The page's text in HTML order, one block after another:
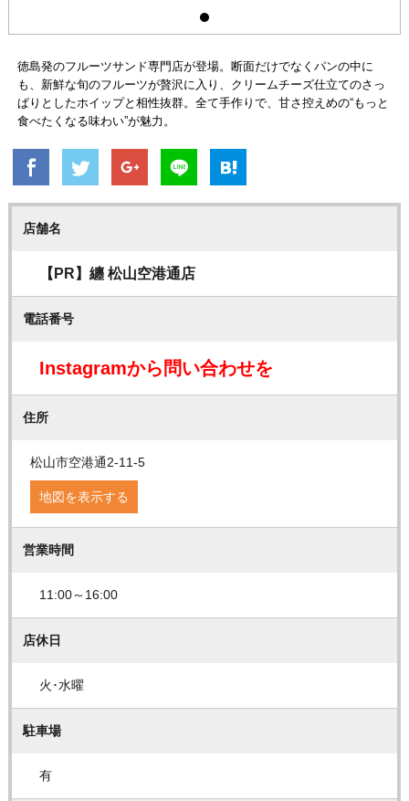
徳島発のフルーツサンド専門店が登場。断面だけでなくパンの中に
も、新鮮な旬のフルーツが贅沢に入り、クリームチーズ仕立てのさっ
ぱりとしたホイップと相性抜群。全て手作りで、甘さ控えめの“もっと
食べたくなる味わい”が魅力。
店舗名
【PR】纏 松山空港通店
電話番号
Instagramから問い合わせを
住所
松山市空港通2-11-5
地図を表示する
営業時間
11:00～16:00
店休日
火･水曜
駐車場
有